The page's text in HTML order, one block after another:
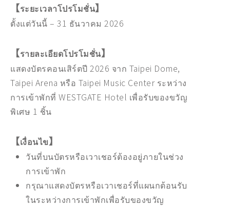
【ระยะเวลาโปรโมชั่น】
ตั้งแต่วันนี้ – 31 ธันวาคม 2026
【รายละเอียดโปรโมชั่น】
แสดงบัตรคอนเสิร์ตปี 2026 จาก Taipei Dome,
Taipei Arena หรือ Taipei Music Center ระหว่าง
การเข้าพักที่ WESTGATE Hotel เพื่อรับของขวัญ
พิเศษ 1 ชิ้น
【เงื่อนไข】
วันที่บนบัตรหรือเวาเชอร์ต้องอยู่ภายในช่วง
การเข้าพัก
กรุณาแสดงบัตรหรือเวาเชอร์ที่แผนกต้อนรับ
ในระหว่างการเข้าพักเพื่อรับของขวัญ